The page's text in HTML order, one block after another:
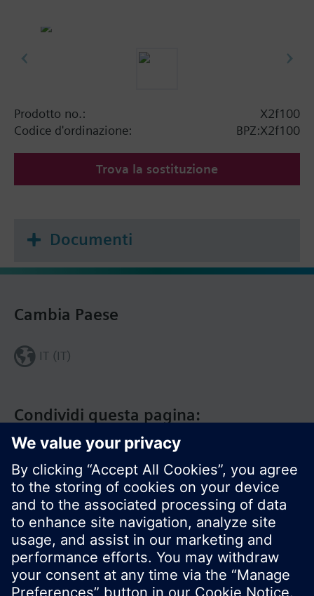
Prodotto no.:
X2f100
Codice d'ordinazione:
BPZ:X2f100
Trova la sostituzione
Documenti
Condividi questa pagina:
Cambia Paese
IT (IT)
Siemens Italia